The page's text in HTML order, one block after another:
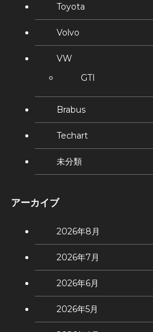
Toyota
Volvo
VW
GTI
Brabus
Techart
未分類
アーカイブ
2026年8月
2026年7月
2026年6月
2026年5月